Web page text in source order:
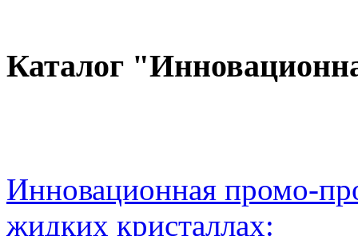
Каталог
Инновационная промо-
жидких кристаллах: